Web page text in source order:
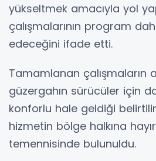
yükseltmek amacıyla yol
çalışmalarının program
edeceğini ifade etti.
Tamamlanan çalışmaların
güzergahın sürücüler için
konforlu hale geldiği
hizmetin bölge halkına
temennisinde bulunuldu.